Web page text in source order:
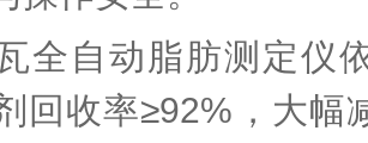
全自动脂肪测定仪
回收率≥92%，大幅